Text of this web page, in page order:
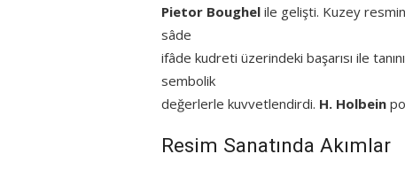
Pietor Boughel ile gelişti. Kuzey
sâde
ifâde kudreti üzerindeki başarısı ile
sembolik
değerlerle kuvvetlendirdi. H. Holbein
Resim Sanatında Akımlar